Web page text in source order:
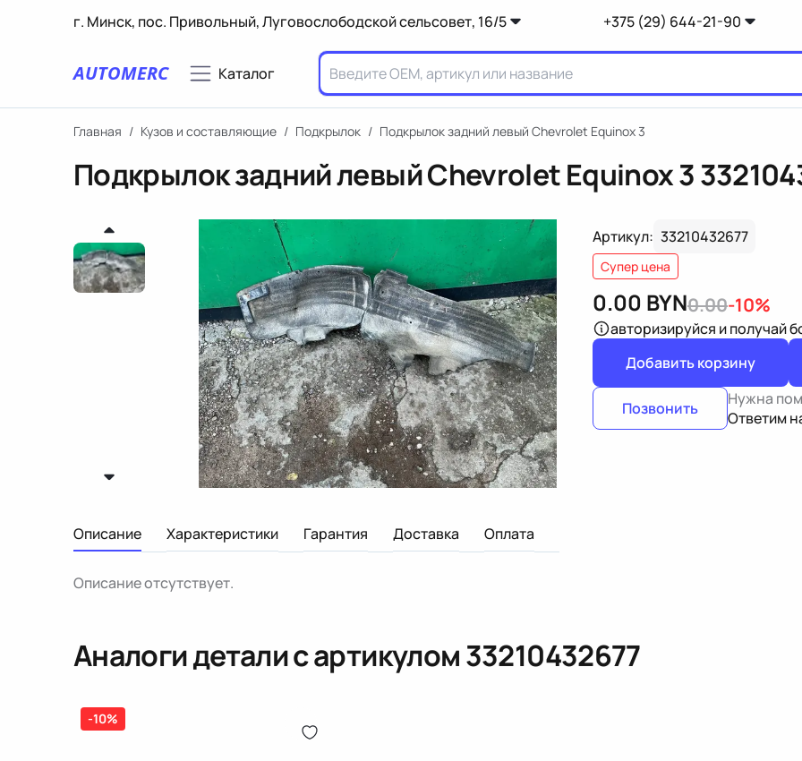
г. Минск, пос. Привольный, Луговослободской сельсовет, 16/5 +375 (29) 644-21-90
AUTOMERC Каталог
Главная / Кузов и составляющие / Подкрылок / Подкрылок задний левый Chevrolet Equinox 3
Подкрылок задний левый Chevrolet Equinox 3
Артикул: 33210432677
Супер цена
0.00 BYN0.00-10%
авторизируйся и получай
Добавить корзину
Позвонить
Нужна
Ответим
Описание Характеристики Гарантия Доставка Оплата
Описание отсутствует.
Аналоги детали с артикулом33210432677
-10%